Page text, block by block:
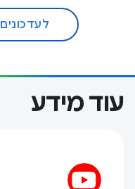
לעדכונים
עוד מידע